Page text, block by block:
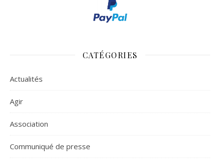
CATÉGORIES
Actualités
Agir
Association
Communiqué de presse